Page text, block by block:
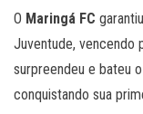
O Maringá FC
Juventude, vencendo
surpreendeu e bateu
conquistando sua